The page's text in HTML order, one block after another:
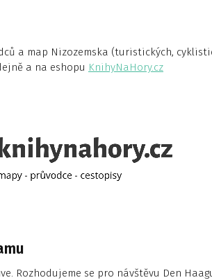
a map Nizozemska (turistických,
a na eshopu KnihyNaHory.cz
Rozhodujeme se pro návštěvu Den